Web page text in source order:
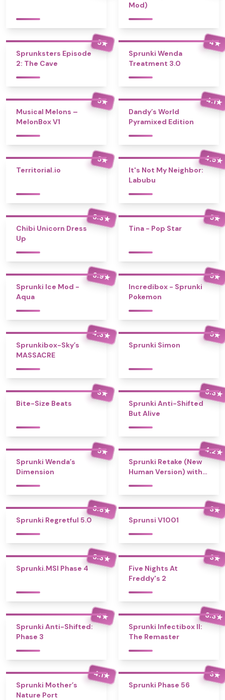
Mod)
5★
Sprunksters Episode
2: The Cave
4★
Sprunki Wenda
Treatment 3.0
5★
Musical Melons –
MelonBox V1
4.1★
Dandy’s World
Pyramixed Edition
5★
Territorial.io
4.5★
It's Not My Neighbor:
Labubu
3.3★
Chibi Unicorn Dress
Up
5★
Tina - Pop Star
3.9★
Sprunki Ice Mod -
Aqua
5★
Incredibox - Sprunki
Pokemon
4.3★
Sprunkibox-Sky’s
MASSACRE
5★
Sprunki Simon
3★
Bite-Size Beats
3.3★
Sprunki Anti-Shifted
But Alive
5★
Sprunki Wenda’s
Dimension
4.2★
Sprunki Retake (New
Human Version) with
3.8★
Sprunki Regretful 5.0
3★
Sprunsi V1001
3.3★
Sprunki.MSI Phase 4
3★
Five Nights At
Freddy's 2
4★
Sprunki Anti-Shifted:
Phase 3
3.3★
Sprunki Infectibox II:
The Remaster
4.1★
Sprunki Mother’s
Nature Port
3★
Sprunki Phase 56